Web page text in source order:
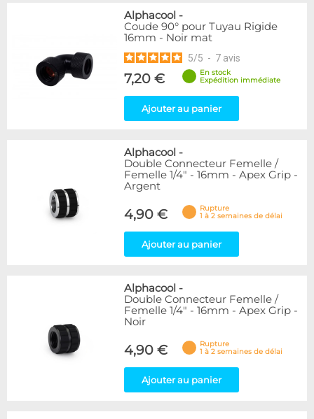
Alphacool -
Coude 90° pour Tuyau Rigide
16mm - Noir mat
5/5 - 7 avis
7,20 €
En stock
Expédition immédiate
Ajouter au panier
Alphacool -
Double Connecteur Femelle /
Femelle 1/4" - 16mm - Apex Grip -
Argent
4,90 €
Rupture
1 à 2 semaines de délai
Ajouter au panier
Alphacool -
Double Connecteur Femelle /
Femelle 1/4" - 16mm - Apex Grip -
Noir
4,90 €
Rupture
1 à 2 semaines de délai
Ajouter au panier